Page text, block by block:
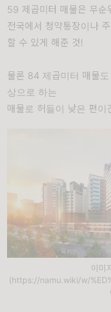
59 제곱미터 매물은 무순
전국에서 청약통장이나
할 수 있게 해준 것!
물론 84 제곱미터 매물
상으로 하는
매물로 허들이 낮은 편이
이미
(https://namu.wiki/w/